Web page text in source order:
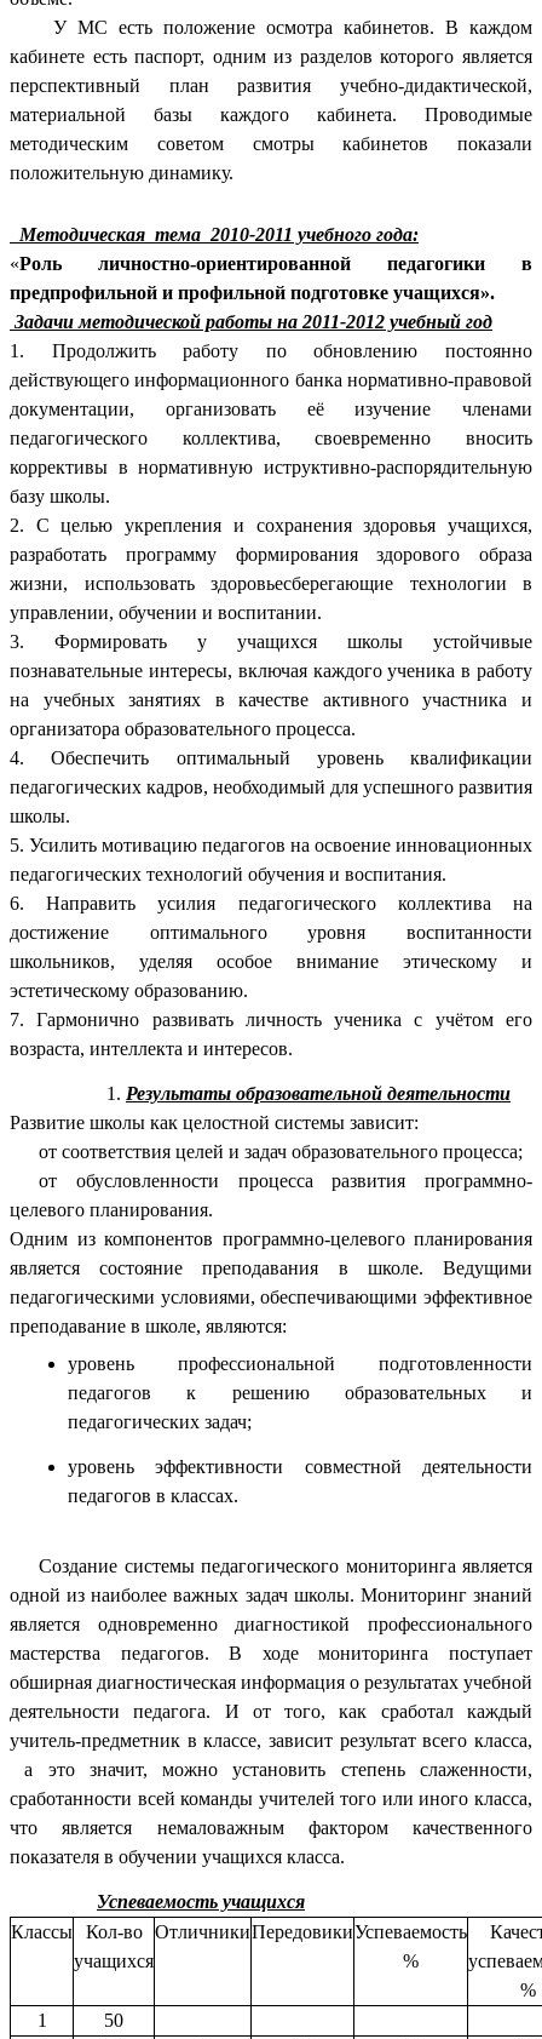
У МС есть положение осмотра кабинетов. В каждом
кабинете есть паспорт, одним из разделов которого является
перспективный план развития учебно-дидактической,
материальной базы каждого кабинета. Проводимые
методическим советом смотры кабинетов показали
положительную динамику.
Методическая тема 2010-2011 учебного года:
«Роль личностно-ориентированной педагогики в
предпрофильной и профильной подготовке учащихся».
Задачи методической работы на 2011-2012 учебный год
1. Продолжить работу по обновлению постоянно
действующего информационного банка нормативно-правовой
документации, организовать её изучение членами
педагогического коллектива, своевременно вносить
коррективы в нормативную иструктивно-распорядительную
базу школы.
2. С целью укрепления и сохранения здоровья учащихся,
разработать программу формирования здорового образа
жизни, использовать здоровьесберегающие технологии в
управлении, обучении и воспитании.
3. Формировать у учащихся школы устойчивые
познавательные интересы, включая каждого ученика в работу
на учебных занятиях в качестве активного участника и
организатора образовательного процесса.
4. Обеспечить оптимальный уровень квалификации
педагогических кадров, необходимый для успешного развития
школы.
5. Усилить мотивацию педагогов на освоение инновационных
педагогических технологий обучения и воспитания.
6. Направить усилия педагогического коллектива на
достижение оптимального уровня воспитанности
школьников, уделяя особое внимание этическому и
эстетическому образованию.
7. Гармонично развивать личность ученика с учётом его
возраста, интеллекта и интересов.
Результаты образовательной деятельности
Развитие школы как целостной системы зависит:
от соответствия целей и задач образовательного процесса;
от обусловленности процесса развития программно-
целевого планирования.
Одним из компонентов программно-целевого планирования
является состояние преподавания в школе. Ведущими
педагогическими условиями, обеспечивающими эффективное
преподавание в школе, являются:
уровень профессиональной подготовленности
педагогов к решению образовательных и
педагогических задач;
уровень эффективности совместной деятельности
педагогов в классах.
Создание системы педагогического мониторинга является
одной из наиболее важных задач школы. Мониторинг знаний
является одновременно диагностикой профессионального
мастерства педагогов. В ходе мониторинга поступает
обширная диагностическая информация о результатах учебной
деятельности педагога. И от того, как сработал каждый
учитель-предметник в классе, зависит результат всего класса,
а это значит, можно установить степень слаженности,
сработанности всей команды учителей того или иного класса,
что является немаловажным фактором качественного
показателя в обучении учащихся класса.
Успеваемость учащихся
Классы
Кол-во
учащихся
ОтличникиПередовикиУспеваемость
%
%
1
50